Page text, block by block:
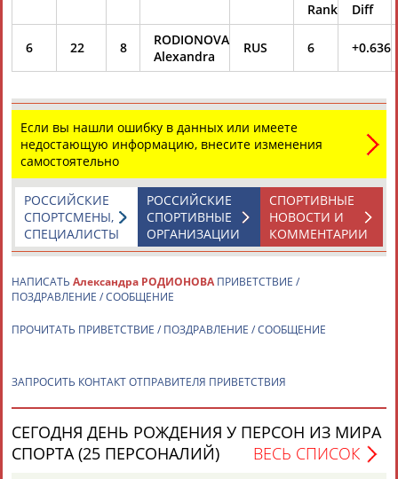
Rank Diff
6 22 8
RODIONOVA
Alexandra
RUS 6 +0.636
Если вы нашли ошибку в данных или имеете
недостающую информацию, внесите изменения
самостоятельно
СПОРТИВНЫЕ
НОВОСТИ И
КОММЕНТАРИИ
РОССИЙСКИЕ
СПОРТИВНЫЕ
ОРГАНИЗАЦИИ
РОССИЙСКИЕ
СПОРТСМЕНЫ,
СПЕЦИАЛИСТЫ
НАПИСАТЬ Александра РОДИОНОВА ПРИВЕТСТВИЕ /
ПОЗДРАВЛЕНИЕ / СООБЩЕНИЕ
ПРОЧИТАТЬ ПРИВЕТСТВИЕ / ПОЗДРАВЛЕНИЕ / СООБЩЕНИЕ
ЗАПРОСИТЬ КОНТАКТ ОТПРАВИТЕЛЯ ПРИВЕТСТВИЯ
СЕГОДНЯ ДЕНЬ РОЖДЕНИЯ У ПЕРСОН ИЗ МИРА
СПОРТА (25 ПЕРСОНАЛИЙ)
ВЕСЬ СПИСОК